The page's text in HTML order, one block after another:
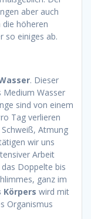
aber auch
höheren
so einiges ab.
. Dieser
Medium Wasser
sind von einem
Tag verlieren
Atmung
wir uns
Arbeit
Doppelte bis
ganz im
wird mit
Organismus